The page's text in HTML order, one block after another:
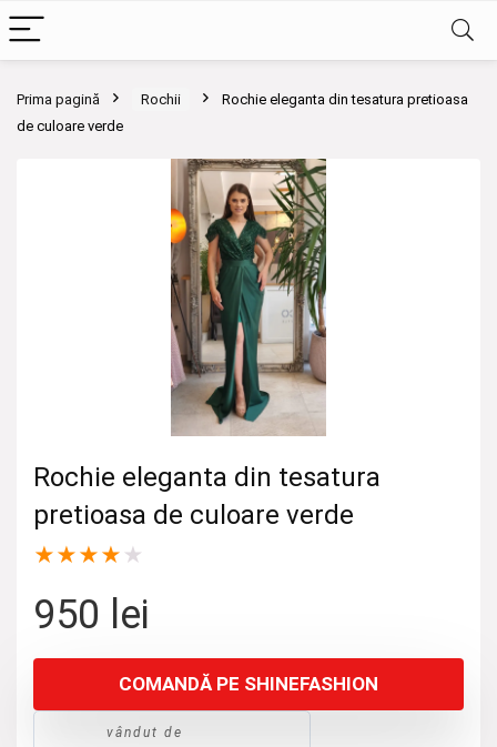
Prima pagină Rochii
Rochie eleganta din tesatura pretioasa
de culoare verde
Rochie eleganta din tesatura
pretioasa de culoare verde
★★★★ ★
950 lei
COMANDĂ PE SHINEFASHION
vândut de